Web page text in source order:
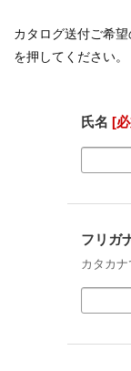
カタログ送付ご希
を押してください。
氏名 [
フリガ
カタカ